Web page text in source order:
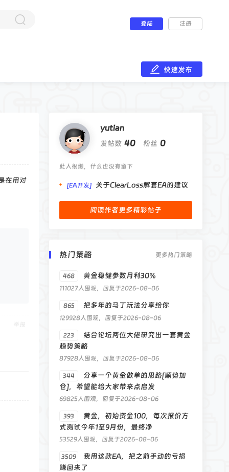
登陆 注册
快速发布
yutian
发帖数 40 粉丝 0
此人很懒，什么也没有留下
[EA开发] 关于ClearLoss解套EA的建议
阅读作者更多精彩帖子
热门策略 更多热门策略
468 黄金稳健参数月利30%
111027人围观，回复于2026-08-06
865 把多年的马丁玩法分享给你
129928人围观，回复于2026-08-06
223
结合论坛两位大佬研究出一套黄金
趋势策略
87928人围观，回复于2026-08-06
344
分享一个黄金做单的思路[顺势加
仓]，希望能给大家带来点启发
69825人围观，回复于2026-08-06
393
黄金，初始资金100，每次报价方
式测试今年1至9月份，最终净
53529人围观，回复于2026-08-06
3509
我用这款EA，把之前手动的亏损
赚回来了
在用对